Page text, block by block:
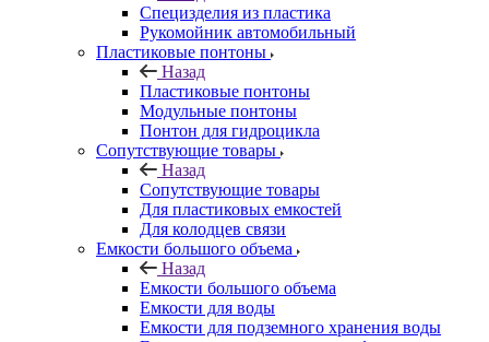
Специзделия из пластика
Рукомойник автомобильный
Пластиковые понтоны
Назад
Пластиковые понтоны
Модульные понтоны
Понтон для гидроцикла
Сопутствующие товары
Назад
Сопутствующие товары
Для пластиковых емкостей
Для колодцев связи
Емкости большого объема
Назад
Емкости большого объема
Емкости для воды
Емкости для подземного хранения воды